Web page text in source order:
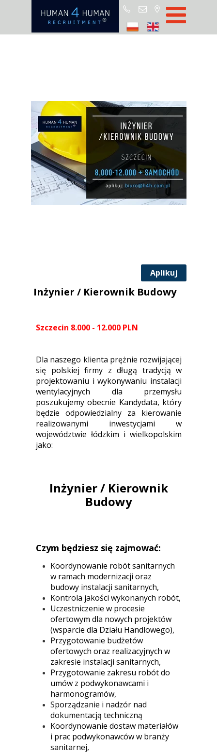
Start
Partnerzy
Aplikuj
Szczecin 8.000 - 12.000 PLN
Dla naszego klienta prężnie rozwijającej
się polskiej firmy z długą tradycją w
projektowaniu i wykonywaniu instalacji
wentylacyjnych dla przemysłu
poszukujemy obecnie Kandydata, który
będzie odpowiedzialny za kierowanie
realizowanymi inwestycjami w
województwie łódzkim i wielkopolskim
jako:
Inżynier / Kierownik
Budowy
Czym będziesz się zajmować:
Koordynowanie robót sanitarnych
w ramach modernizacji oraz
budowy instalacji sanitarnych,
Kontrola jakości wykonanych robót,
Uczestniczenie w procesie
ofertowym dla nowych projektów
(wsparcie dla Działu Handlowego),
Przygotowanie budżetów
ofertowych oraz realizacyjnych w
zakresie instalacji sanitarnych,
Przygotowanie zakresu robót do
umów z podwykonawcami i
harmonogramów,
Sporządzanie i nadzór nad
dokumentacją techniczną
Koordynowanie dostaw materiałów
i prac podwykonawców w branży
sanitarnej,
Inżynier / Kierownik Budowy